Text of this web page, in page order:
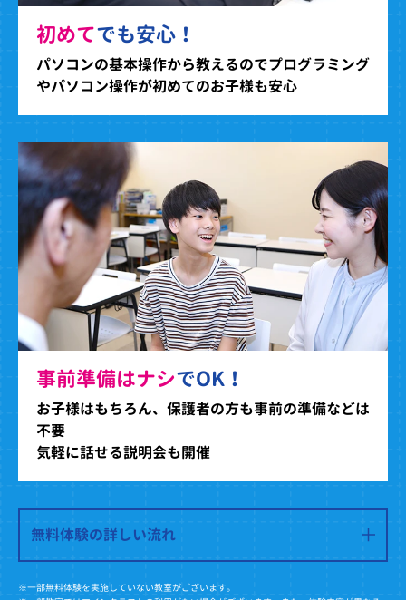
初めてでも安心！
パソコンの基本操作から教えるのでプログラミング
やパソコン操作が初めてのお子様も安心
事前準備はナシでOK！
お子様はもちろん、保護者の方も事前の準備などは
不要
気軽に話せる説明会も開催
無料体験の詳しい流れ
※一部無料体験を実施していない教室がございます。